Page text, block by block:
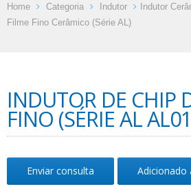
Home Categoria Indutor Indutor
Filme Fino Cerâmico (Série AL)
INDUTOR DE CHIP
FINO (SÉRIE AL
Enviar consulta Adicionado